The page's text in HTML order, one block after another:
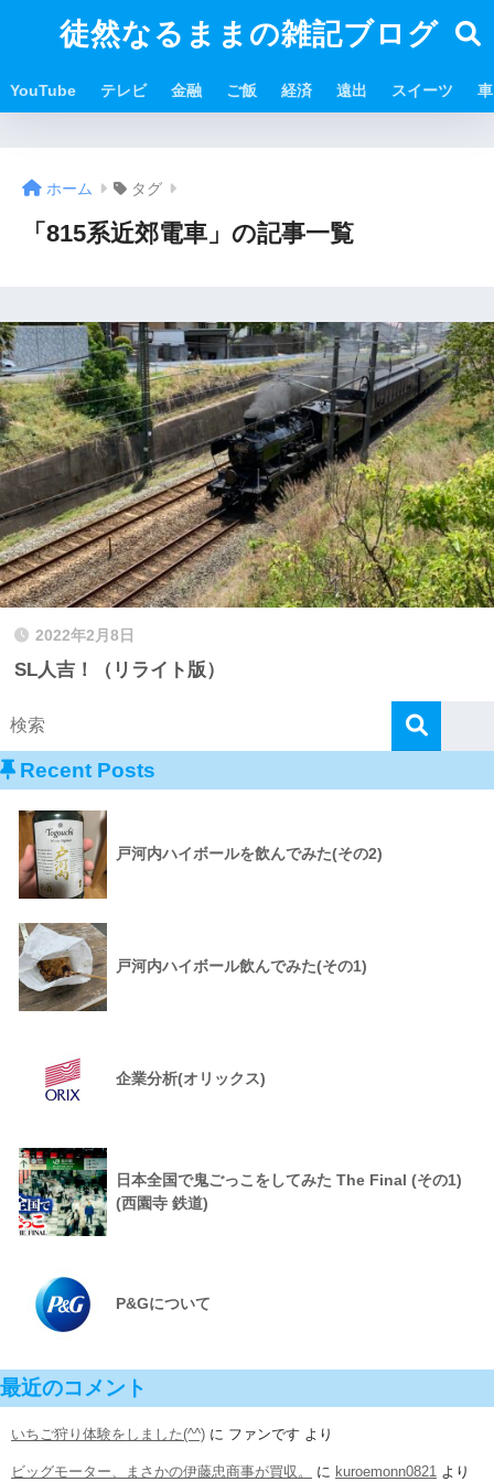
徒然なるままの雑記ブログ
YouTube テレビ 金融 ご飯 経済 遠出 スイーツ 車
ホーム タグ
「815系近郊電車」の記事一覧
2022年2月8日
SL人吉！（リライト版）
Recent Posts
戸河内ハイボールを飲んでみた(その2)
戸河内ハイボール飲んでみた(その1)
企業分析(オリックス)
日本全国で鬼ごっこをしてみた The Final (その1)
(西園寺 鉄道)
P&Gについて
最近のコメント
いちご狩り体験をしました(^^) に ファンです より
ビッグモーター、まさかの伊藤忠商事が買収。 に kuroemonn0821 より